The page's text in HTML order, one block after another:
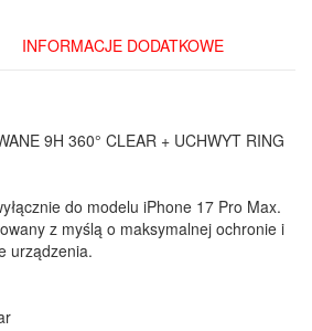
INFORMACJE DODATKOWE
9H 360° CLEAR + UCHWYT RING
do modelu iPhone 17 Pro Max.
z myślą o maksymalnej ochronie i
urządzenia.